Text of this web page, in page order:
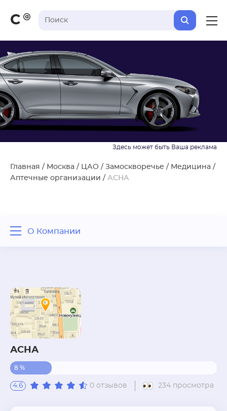
С
Главная / Москва / ЦАО / Замоскворечье / Медицина /
Аптечные организации / АСНА
О Компании
Похожие рядом
АСНА
8 %
4.6 0 отзывов 234 просмотра